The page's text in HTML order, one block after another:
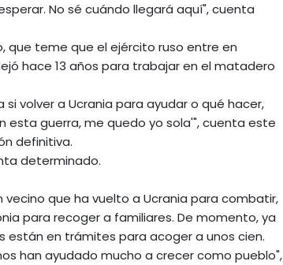
No sé cuándo llegará aquí", cuenta
que teme que el ejército ruso entre en
hace 13 años para trabajar en el matadero
volver a Ucrania para ayudar o qué hacer,
esta guerra, me quedo yo sola'", cuenta este
definitiva.
determinado.
que ha vuelto a Ucrania para combatir,
para recoger a familiares. De momento, ya
están en trámites para acoger a unos cien.
han ayudado mucho a crecer como pueblo",